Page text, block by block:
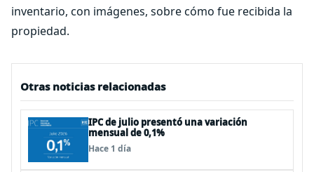
inventario, con imágenes, sobre cómo fue recibida la
propiedad.
Otras noticias relacionadas
IPC de julio presentó una variación
mensual de 0,1%
Hace 1 día